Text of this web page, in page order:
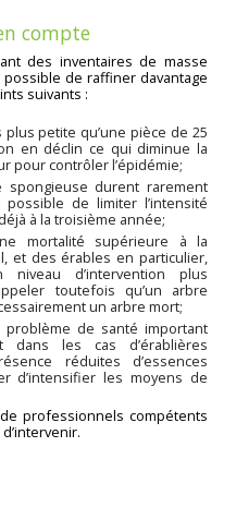
compte
des inventaires de masse
de raffiner davantage
suivants :
petite qu’une pièce de 25
en déclin ce qui diminue la
pour contrôler l’épidémie;
durent rarement
de limiter l’intensité
à la troisième année;
mortalité supérieure à la
et des érables en particulier,
d’intervention plus
toutefois qu’un arbre
un arbre mort;
problème de santé important
dans les cas d’érablières
réduites d’essences
d’intensifier les moyens de
professionnels compétents